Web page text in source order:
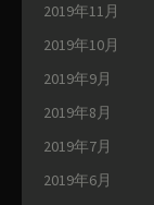
2019年11月
2019年10月
2019年9月
2019年8月
2019年7月
2019年6月